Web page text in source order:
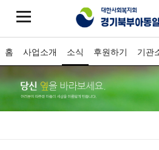
홈 사업소개 소식 후원하기 기관